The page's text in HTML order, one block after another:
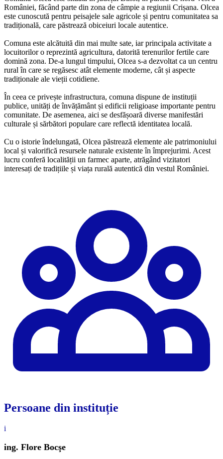
României, făcând parte din zona de câmpie a regiunii Crișana. Olcea
este cunoscută pentru peisajele sale agricole și pentru comunitatea sa
tradițională, care păstrează obiceiuri locale autentice.
Comuna este alcătuită din mai multe sate, iar principala activitate a
locuitorilor o reprezintă agricultura, datorită terenurilor fertile care
domină zona. De-a lungul timpului, Olcea s-a dezvoltat ca un centru
rural în care se regăsesc atât elemente moderne, cât și aspecte
tradiționale ale vieții cotidiene.
În ceea ce privește infrastructura, comuna dispune de instituții
publice, unități de învățământ și edificii religioase importante pentru
comunitate. De asemenea, aici se desfășoară diverse manifestări
culturale și sărbători populare care reflectă identitatea locală.
Cu o istorie îndelungată, Olcea păstrează elemente ale patrimoniului
local și valorifică resursele naturale existente în împrejurimi. Acest
lucru conferă localității un farmec aparte, atrăgând vizitatori
interesați de tradițiile și viața rurală autentică din vestul României.
Persoane din instituție
i
ing. Flore Bocşe